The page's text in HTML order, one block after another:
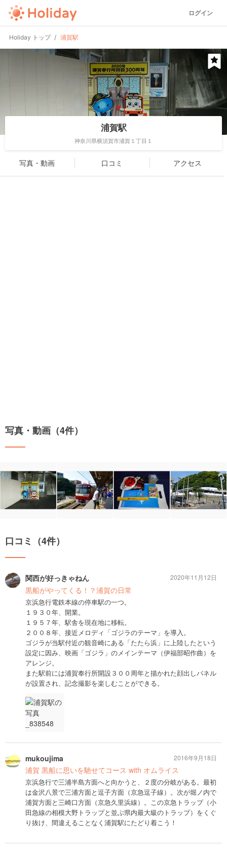
ログイン
Holiday トップ 浦賀駅
浦賀駅
神奈川県横須賀市浦賀１丁目１
写真・動画 口コミ アクセス
写真・動画（4件）
口コミ（4件）
関西が好っきゃねん
黒船がやってくる！？浦賀の日常
京浜急行電鉄本線の停車駅の一つ。
１９３０年、開業。
１９５７年、駅舎を現在地に移転。
２００８年、接近メロディ「ゴジラのテーマ」を導入。
ゴジラが当駅付近の観音崎にある「たたら浜」に上陸したという
設定に因み、映画「ゴジラ」のメインテーマ（伊福部昭作曲）を
アレンジ。
また駅前には浦賀奉行所開設３００周年と描かれた顔出しパネル
が設置され、記念撮影を楽しむことができる。
2020年11月12日
mukoujima
浦賀 黒船に思いを馳せてコース with オムライス
京浜急行で三浦半島方面へと向かうと、２度の分岐がある。最初
は金沢八景で三浦方面と逗子方面（京急逗子線）。次が堀ノ内で
浦賀方面と三崎口方面（京急久里浜線）。この京急トラップ（小
田急線の相模大野トラップと並ぶ県内最大級のトラップ）をくぐ
り抜け、間違えることなく浦賀駅にたどり着こう！
2016年9月18日